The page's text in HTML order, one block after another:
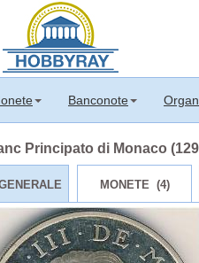
Banconote
Principato di Monaco
MONETE (4)